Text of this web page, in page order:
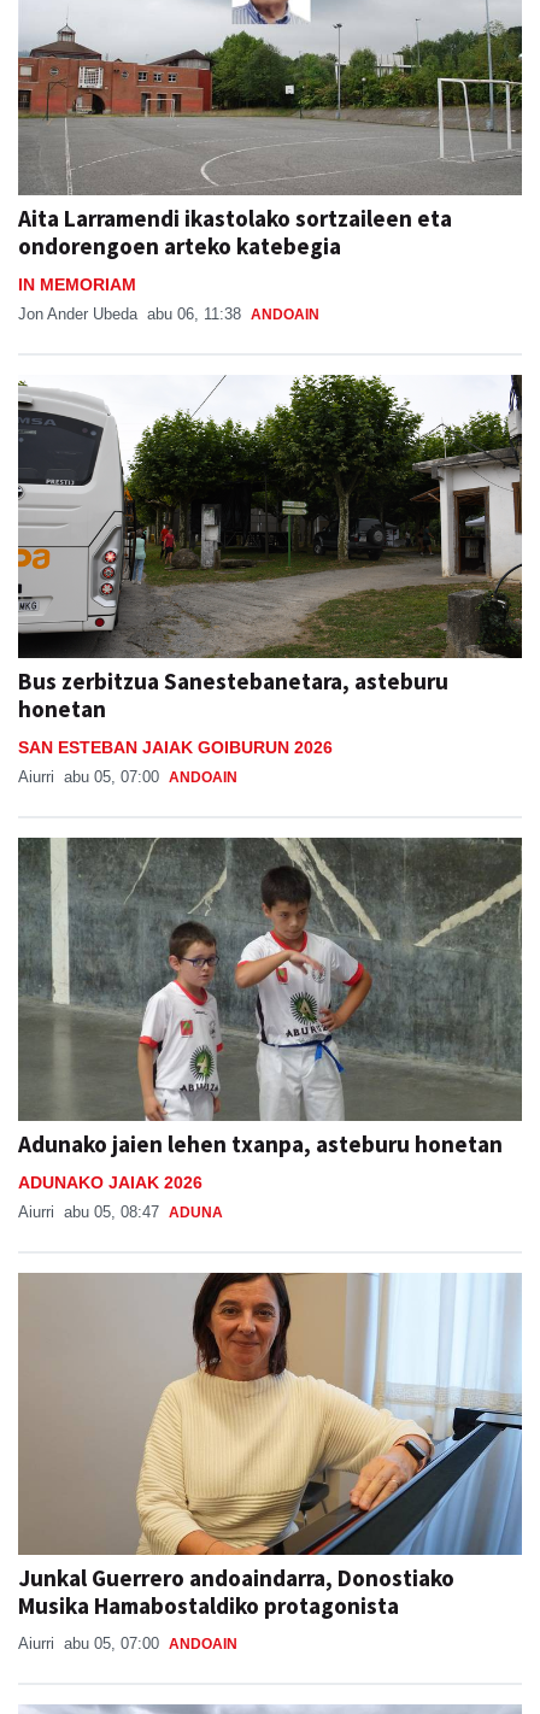
Aita Larramendi ikastolako sortzaileen eta
ondorengoen arteko katebegia
IN MEMORIAM
Jon Ander Ubeda abu 06, 11:38 ANDOAIN
Bus zerbitzua Sanestebanetara, asteburu
honetan
SAN ESTEBAN JAIAK GOIBURUN 2026
Aiurri abu 05, 07:00 ANDOAIN
Adunako jaien lehen txanpa, asteburu honetan
ADUNAKO JAIAK 2026
Aiurri abu 05, 08:47 ADUNA
Junkal Guerrero andoaindarra, Donostiako
Musika Hamabostaldiko protagonista
Aiurri abu 05, 07:00 ANDOAIN